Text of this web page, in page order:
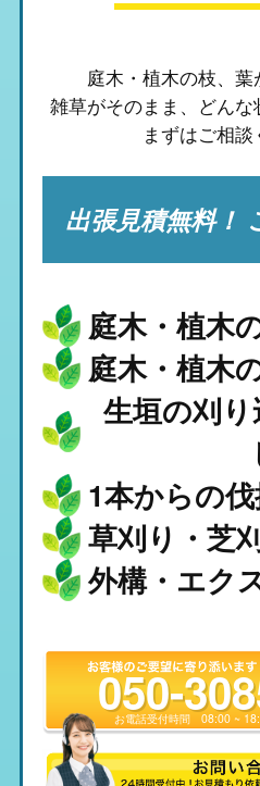
庭木・植木の枝、葉
雑草がそのまま、 どんな
まずはご相談
出張見積無料！
庭木・植木
1本からの
庭木・植木
草刈り・芝
生垣の刈
外構・エク
050-
お電話受付時間08:00 ~